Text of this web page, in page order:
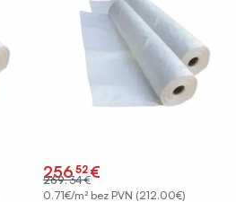
€
269.34
Original
price
was:
€269.34.
€
25652
Current
price
is:
€256.52.
0.71€/m² bez PVN (212.00€)